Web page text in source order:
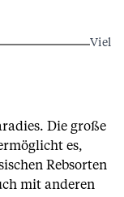
Viel
Die große
es,
Rebsorten
mit anderen